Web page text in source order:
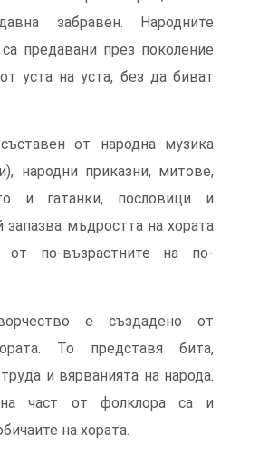
забравен. Народните
предавани през поколение
уста на уста, без да биват
от народна музика
народни приказни, митове,
и гатанки, пословици и
запазва мъдростта на хората
по-възрастните на по-
е създадено от
То представя бита,
и вярванията на народа.
част от фолклора са и
на хората.